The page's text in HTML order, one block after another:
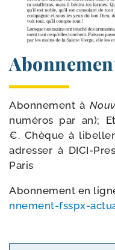
Abonnement à
numé­ros par an);
€. Chèque à libel­ler
adres­ser à DICI-​
Paris
Abonnement en
n​n​e​m​e​n​t​-​f​s​s​p​x​-​